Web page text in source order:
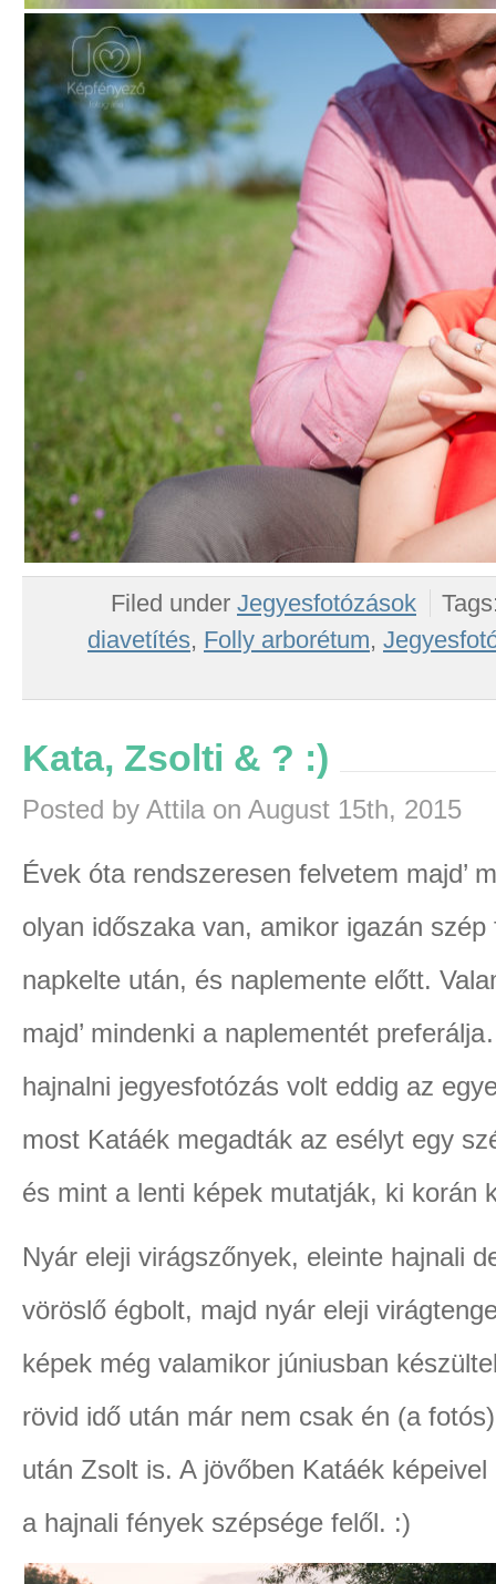
Filed under Jegyesfotózások
diavetítés, Folly arborétum,
Kata, Zsolti & ? :)
Posted by Attila on August 15th, 2015
Évek óta rendszeresen felvetem majd’
olyan időszaka van, amikor igazán
napkelte után, és naplemente előtt.
majd’ mindenki a naplementét
hajnalni jegyesfotózás volt eddig az
most Katáék megadták az esélyt egy
és mint a lenti képek mutatják, ki
Nyár eleji virágszőnyek, eleinte hajnali
vöröslő égbolt, majd nyár eleji
képek még valamikor júniusban
rövid idő után már nem csak én (a
után Zsolt is. A jövőben Katáék
a hajnali fények szépsége felől. :)